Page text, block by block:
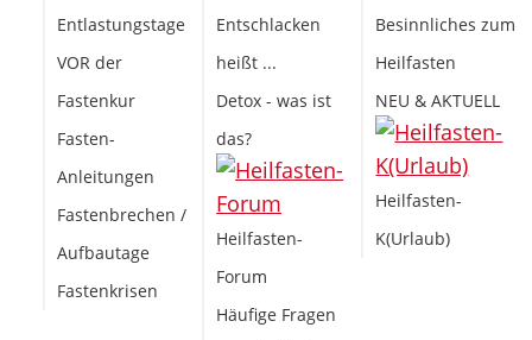
Entlastungstage
VOR der
Fastenkur
Fasten-
Anleitungen
Fastenbrechen /
Aufbautage
Fastenkrisen
Entschlacken
heißt ...
Detox - was ist
das?
Heilfasten-
Forum
Häufige Fragen
Besinnliches zum
Heilfasten
NEU & AKTUELL
Heilfasten-
K(Urlaub)